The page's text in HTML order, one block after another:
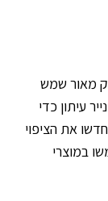
מאור שמש
עיתון כדי
את הציפוי
במוצרי